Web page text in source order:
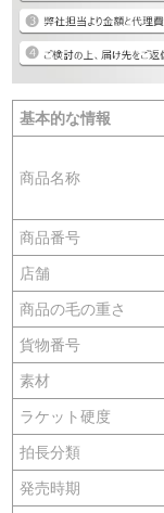
基本的な情報
商品名称
商品番号
店舗
商品の毛の重さ
貨物番号
素材
ラケット硬度
拍長分類
発売時期